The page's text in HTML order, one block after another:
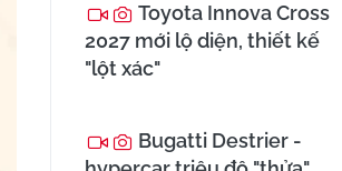
Toyota Innova Cross
2027 mới lộ diện, thiết kế
"lột xác"
Bugatti Destrier -